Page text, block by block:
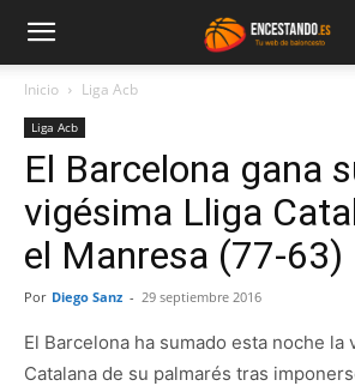
Inicio Liga Acb
Liga Acb
El Barcelona gana
vigésima Lliga
el Manresa (77-63)
Por Diego Sanz - 29 septiembre 2016
El Barcelona ha sumado esta noche la
Catalana de su palmarés tras